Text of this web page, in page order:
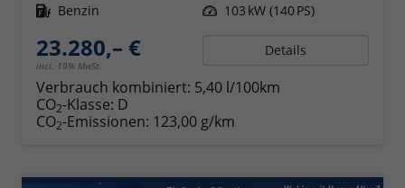
Kraftstoff Benzin Leistung 103 kW (140 PS)
23.280,– €
incl. 19% MwSt.
Details
Verbrauch kombiniert: 5,40 l/100km
CO2-Klasse: D
CO2-Emissionen: 123,00 g/km